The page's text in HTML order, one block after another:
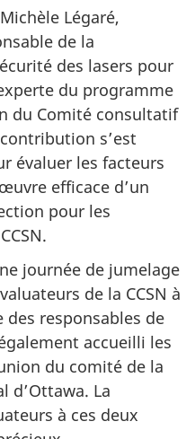
Légaré,
de la
des lasers pour
du programme
du Comité consultatif
s’est
évaluer les facteurs
efficace d’un
pour les
journée de jumelage
de la CCSN à
responsables de
accueilli les
du comité de la
d’Ottawa. La
à ces deux